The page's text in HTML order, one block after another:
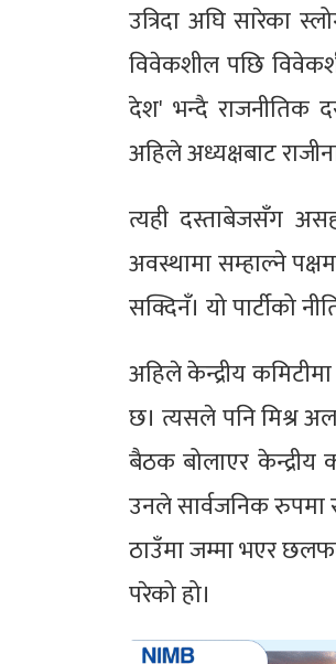
उत्रिदा अघि सारेका
विवेकशील पछि
देश' भन्दै राजनीतिक
अहिले अध्यक्षबाट
त्यही दस्ताबेजसँग
अवस्थामा सम्हाल्ने
सक्दिनँ। यो पार्टीको
अहिले केन्द्रीय
छ। त्यसले पनि मिश्र
बैठक बोलाएर केन्द्रीय
उनले सार्वजनिक रुपमा
ठाउँमा जम्मा भएर
परेको हो।